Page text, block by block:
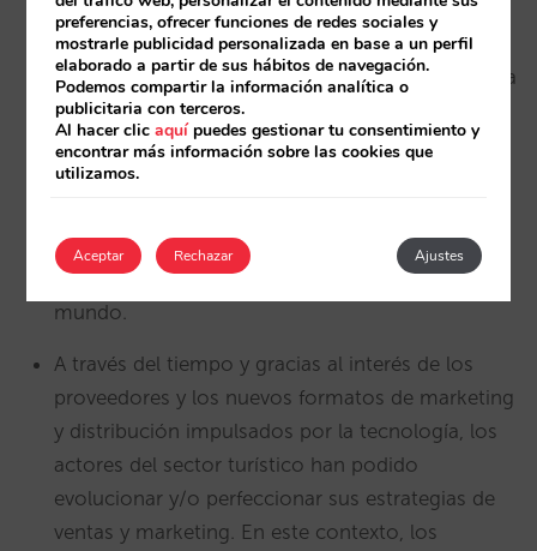
para la búsqueda (entre otros servicios).
Esta elección del consumidor también se aplica a
la búsqueda de soluciones de viaje (hoteles,
aerolíneas, restaurantes y otros servicios
relacionados con los viajes), un sector
datos. No olvidemos que la misión de Google es
organizar y hacer accesible la información del
mundo.
A través del tiempo y gracias al interés de los
proveedores y los nuevos formatos de marketing
y distribución impulsados por la tecnología, los
actores del sector turístico han podido
evolucionar y/o perfeccionar sus estrategias de
ventas y marketing. En este contexto, los
preferencias, ofrecer funciones de redes sociales y
mostrarle publicidad personalizada en base a un perfil
elaborado a partir de sus hábitos de navegación.
Podemos compartir la información analítica o
publicitaria con terceros.
Al hacer clicaquípuedes gestionar tu consentimiento y
encontrar más información sobre las cookies que
utilizamos.
Aceptar Ajustes
Rechazar